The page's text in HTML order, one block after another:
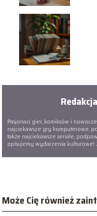
Pasjonaci gier, komiksów i
najciekawsze gry komputerowe,
także najciekawsze seriale,
opisujemy wydarzenia kulturowe!
Może Cię również